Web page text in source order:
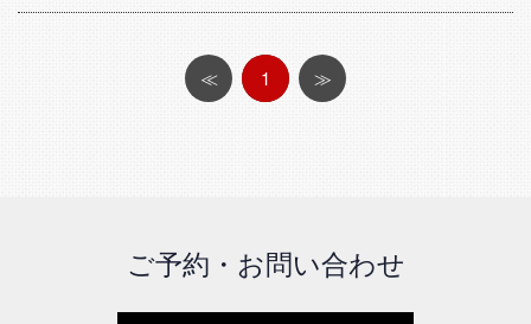
≪ 1 ≫
ご予約・お問い合わせ